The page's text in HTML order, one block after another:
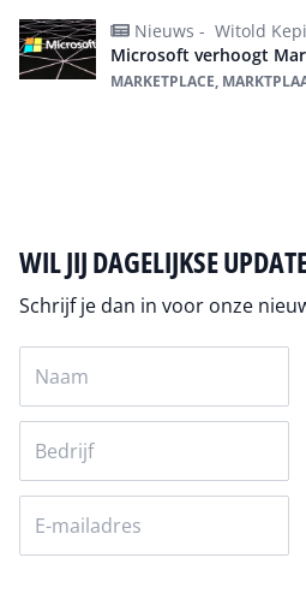
Nieuws - Witold
Microsoft verhoogt
MARKETPLACE,
WIL JIJ DAGELIJKSE
Schrijf je dan in voor onze